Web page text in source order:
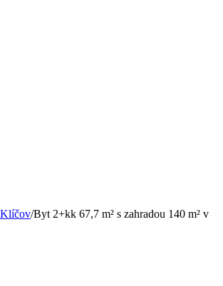
Klíčov/Byt 2+kk 67,7 m² s zahradou 140 m² v